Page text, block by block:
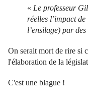
« Le professeur
réelles l’impact
l’ensilage) par
On serait mort de rire si
l'élaboration de la
C'est une blague !